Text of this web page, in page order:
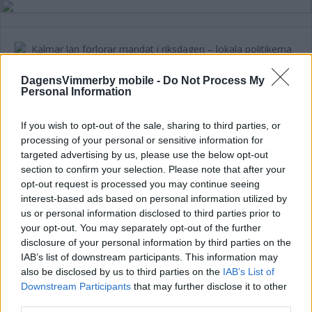
DagensVimmerby mobile - Do Not Process My
Personal Information
If you wish to opt-out of the sale, sharing to third parties, or
processing of your personal or sensitive information for
targeted advertising by us, please use the below opt-out
section to confirm your selection. Please note that after your
opt-out request is processed you may continue seeing
interest-based ads based on personal information utilized by
us or personal information disclosed to third parties prior to
your opt-out. You may separately opt-out of the further
disclosure of your personal information by third parties on the
IAB’s list of downstream participants. This information may
also be disclosed by us to third parties on the IAB’s List of
Downstream Participants that may further disclose it to other
Kalmar län förlorar mandat i riksdagen
POLITIK 19 juli 2026 12.00
Malin Sjölander vill ha en tillgänglig
vård i alla steg
POLITIK 15 juli 2026 13.15
Annons: